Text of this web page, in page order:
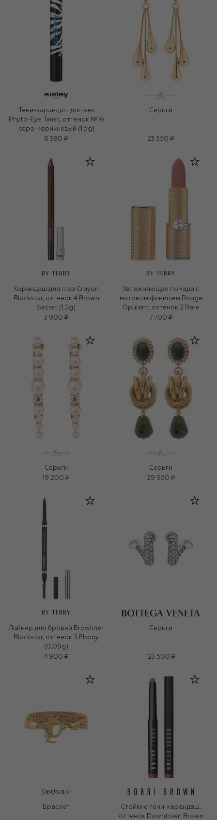
Тени-карандаш для век
Phyto-Eye Twist, оттенок №16
серо-коричневый (1.5g)
6 380 ₽
Серьги
23 550 ₽
BY TERRY
Карандаш для глаз Crayon
Blackstar, оттенок 4 Brown
Secret (1,2g)
3 900 ₽
BY TERRY
Увлажняющая помада с
матовым финишем Rouge
Opulent, оттенок 2 Bare
Velvet (3,5g)
7 700 ₽
Серьги
19 200 ₽
Серьги
29 950 ₽
BY TERRY
Лайнер для бровей Browliner
Blackstar, оттенок 5 Ebony
(0,09g)
4 900 ₽
Серьги
123 500 ₽
Браслет
Стойкие тени-карандаш,
оттенок Downtown Brown